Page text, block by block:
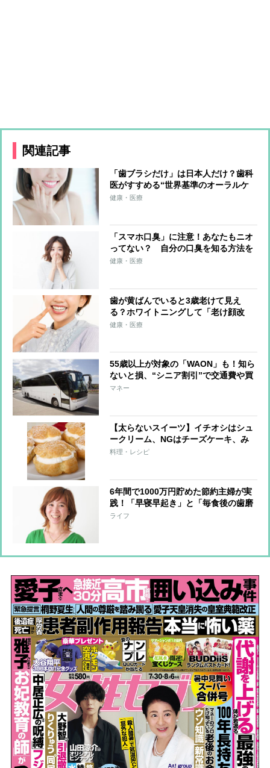
関連記事
「歯ブラシだけ」は日本人だけ？歯科
医がすすめる“世界基準のオーラルケ
ア”は「複数のアイテム」が基本
健康・医療
「スマホ口臭」に注意！あなたもニオ
ってない？ 自分の口臭を知る方法を
歯科医が伝授「10のチェックリスト」
健康・医療
歯が黄ばんでいると3歳老けて見え
る？ホワイトニングして「老け顔改
善」するメリットを歯科医が解説
健康・医療
55歳以上が対象の「WAON」も！知ら
ないと損、“シニア割引”で交通費や買
い物がお得に
マネー
【太らないスイーツ】イチオシはシュ
ークリーム、NGはチーズケーキ、み
たらし団子
料理・レシピ
6年間で1000万円貯めた節約主婦が実
践！「早寝早起き」と「毎食後の歯磨
き」が節約につながる理由
ライフ